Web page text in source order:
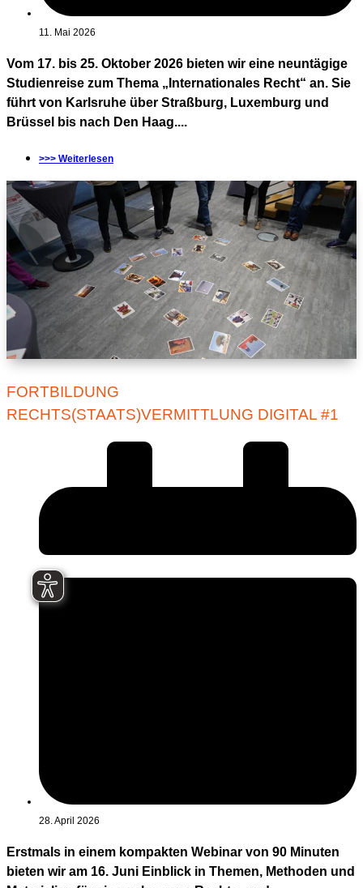
11. Mai 2026
Vom 17. bis 25. Oktober 2026 bieten wir eine neuntägige
Studienreise zum Thema „Internationales Recht“ an. Sie
führt von Karlsruhe über Straßburg, Luxemburg und
Brüssel bis nach Den Haag....
>>> Weiterlesen
FORTBILDUNG
RECHTS(STAATS)VERMITTLUNG DIGITAL #1
28. April 2026
Erstmals in einem kompakten Webinar von 90 Minuten
bieten wir am 16. Juni Einblick in Themen, Methoden und